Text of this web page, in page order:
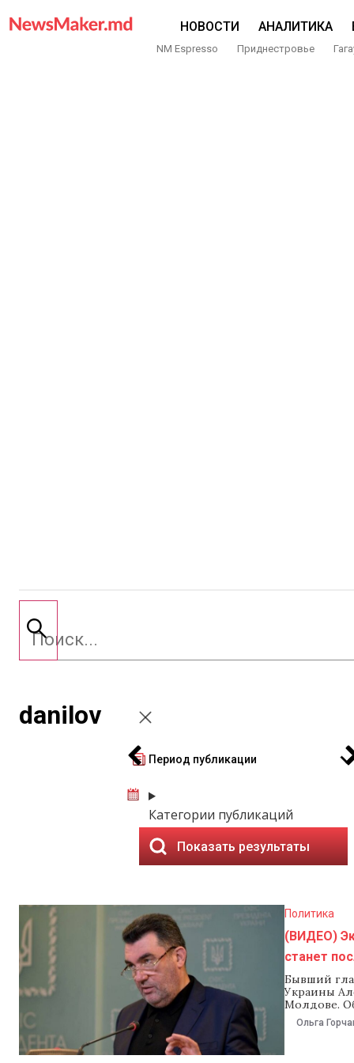
НОВОСТИ АНАЛИТИКА
NM Espresso Приднестровье
danilov
Период публикации
Категории публикаций
Показать результаты
Политика
(ВИДЕО)
станет
Бывший
Украины
Молдове.
Ольга